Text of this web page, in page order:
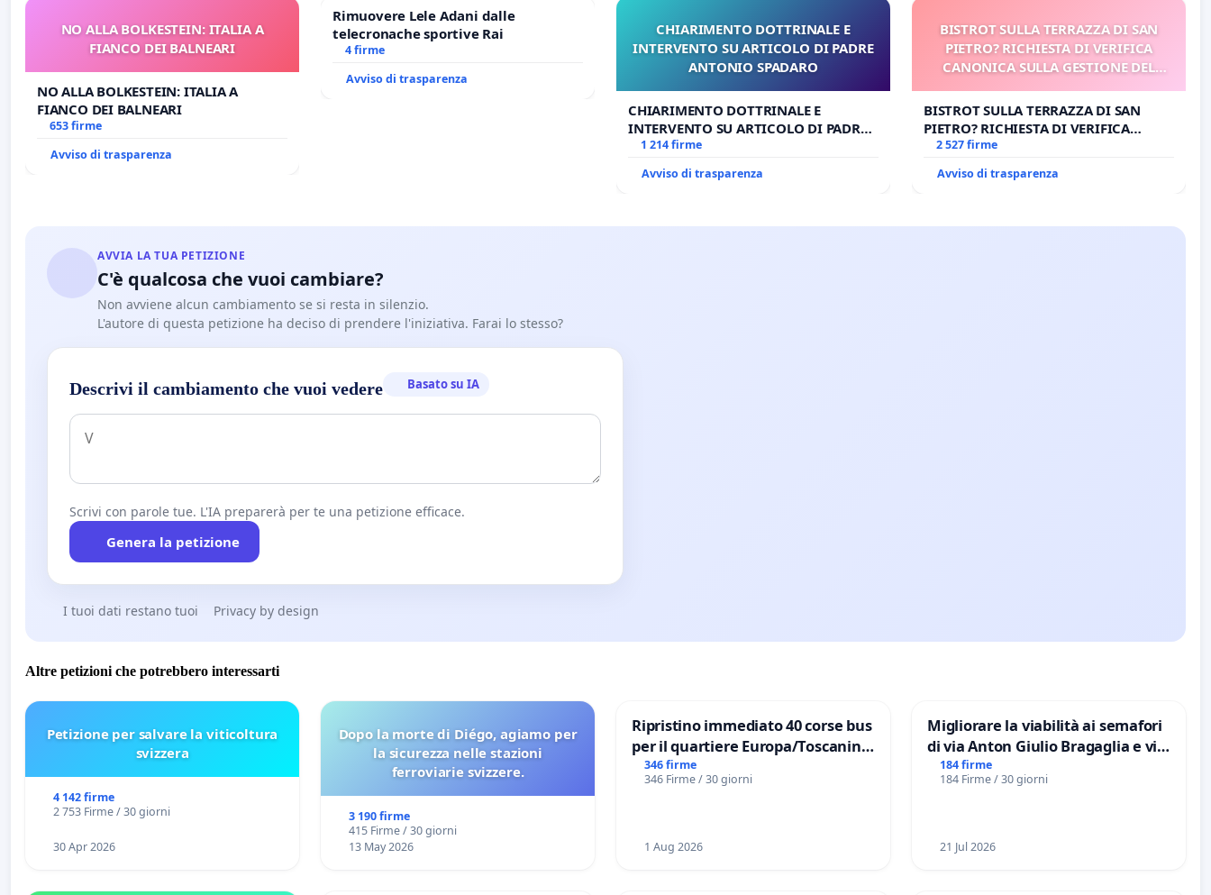
NO ALLA BOLKESTEIN: ITALIA A
FIANCO DEI BALNEARI
NO ALLA BOLKESTEIN: ITALIA A
FIANCO DEI BALNEARI
653 firme
Avviso di trasparenza
Rimuovere Lele Adani dalle
telecronache sportive Rai
4 firme
Avviso di trasparenza
CHIARIMENTO DOTTRINALE E
INTERVENTO SU ARTICOLO DI PADRE
ANTONIO SPADARO
CHIARIMENTO DOTTRINALE E
INTERVENTO SU ARTICOLO DI PADRE
ANTONIO SPADARO
1 214 firme
Avviso di trasparenza
BISTROT SULLA TERRAZZA DI SAN
PIETRO? RICHIESTA DI VERIFICA
CANONICA SULLA GESTIONE DEL
BISTROT SULLA TERRAZZA DI SAN
PIETRO? RICHIESTA DI VERIFICA
CANONICA SULLA GESTIONE DEL
2 527 firme
Avviso di trasparenza
AVVIA LA TUA PETIZIONE
C'è qualcosa che vuoi cambiare?
Non avviene alcun cambiamento se si resta in silenzio.
L'autore di questa petizione ha deciso di prendere l'iniziativa. Farai lo stesso?
Descrivi il cambiamento che vuoi vedere Basato su IA
Scrivi con parole tue. L'IA preparerà per te una petizione efficace.
Genera la petizione
I tuoi dati restano tuoi Privacy by design
Altre petizioni che potrebbero interessarti
Petizione per salvare la viticoltura
svizzera
4 142 firme
2 753 Firme / 30 giorni
30 Apr 2026
Dopo la morte di Diégo, agiamo per
la sicurezza nelle stazioni
ferroviarie svizzere.
3 190 firme
415 Firme / 30 giorni
13 May 2026
Ripristino immediato 40 corse bus
per il quartiere Europa/Toscanini
di Aprilia
346 firme
346 Firme / 30 giorni
1 Aug 2026
Migliorare la viabilità ai semafori
di via Anton Giulio Bragaglia e via
Tieri XV MUNICIPIO DI ROMA
184 firme
184 Firme / 30 giorni
21 Jul 2026